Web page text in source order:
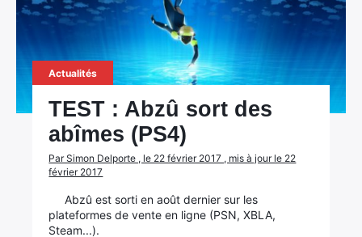
Actualités
TEST : Abzû sort des
abîmes (PS4)
Par Simon Delporte , le 22 février 2017 , mis à jour le 22
février 2017
Abzû est sorti en août dernier sur les
plateformes de vente en ligne (PSN, XBLA,
Steam...).